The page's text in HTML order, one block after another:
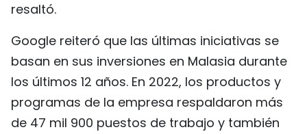
resaltó.
Google reiteró que las últimas iniciativas se
basan en sus inversiones en Malasia durante
los últimos 12 años. En 2022, los productos y
programas de la empresa respaldaron más
de 47 mil 900 puestos de trabajo y también